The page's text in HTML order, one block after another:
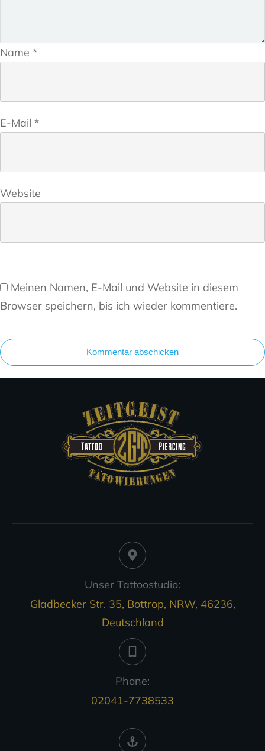
Name *
E-Mail *
Website
Meinen Namen, E-Mail und Website in diesem
Browser speichern, bis ich wieder kommentiere.
Kommentar abschicken
Unser Tattoostudio:
Gladbecker Str. 35, Bottrop, NRW, 46236,
Deutschland
Phone:
02041-7738533